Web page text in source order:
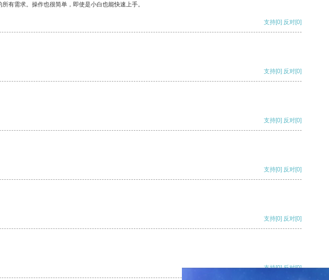
有需求。操作也很简单，即使是小白也能快速上手。
支持[0] 反对[0]
支持[0] 反对[0]
支持[0] 反对[0]
支持[0] 反对[0]
支持[0] 反对[0]
支持[0] 反对[0]